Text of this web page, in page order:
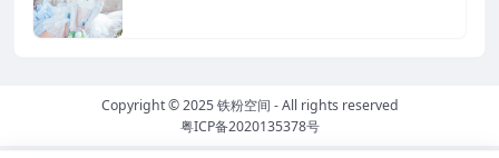
Copyright © 2025铁粉空间 - All rights reserved
粤ICP备2020135378号